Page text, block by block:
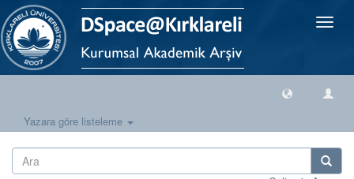
Geçiş
Yazara göre listeleme